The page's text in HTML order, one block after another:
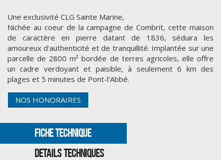
CLIQUER ICI POUR AGRANDIR
Une exclusivité CLG Sainte Marine,
Nichée au coeur de la campagne de Combrit, cette maison
de caractère en pierre datant de 1836, séduira les
amoureux d'authenticité et de tranquillité. Implantée sur une
parcelle de 2800 m² bordée de terres agricoles, elle offre
un cadre verdoyant et paisible, à seulement 6 km des
plages et 5 minutes de Pont-l'Abbé.
NOS HONORAIRES
FICHE TECHNIQUE
DETAILS TECHNIQUES